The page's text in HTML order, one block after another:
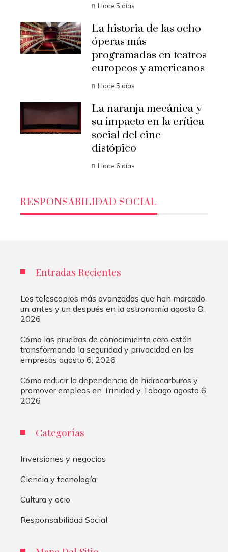
Hace 5 días
La historia de las ocho
óperas más
programadas en teatros
europeos y americanos
Hace 5 días
La naranja mecánica y
su impacto en la crítica
social del cine
distópico
Hace 6 días
RESPONSABILIDAD SOCIAL
Entradas Recientes
Los telescopios más avanzados que han marcado
un antes y un después en la astronomía agosto 8,
2026
Cómo las pruebas de conocimiento cero están
transformando la seguridad y privacidad en las
empresas agosto 6, 2026
Cómo reducir la dependencia de hidrocarburos y
promover empleos en Trinidad y Tobago agosto 6,
2026
Categorías
Inversiones y negocios
Ciencia y tecnología
Cultura y ocio
Responsabilidad Social